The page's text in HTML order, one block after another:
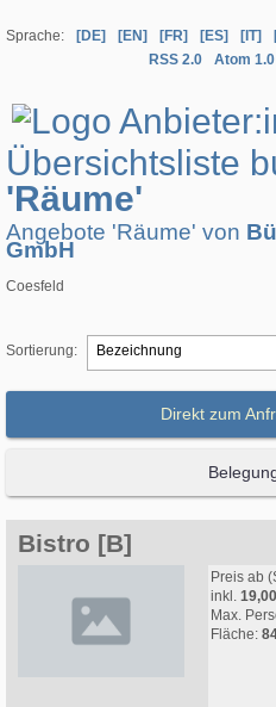
Sprache: [DE] [EN] [FR] [ES] [IT]
RSS 2.0
Atom 1.0
Übersichtsliste
'Räume'
Angebote 'Räume' von
GmbH
Coesfeld
Sortierung:
Direkt zum
Bistro [B]
Preis ab
inkl.
Max.
Fläche: